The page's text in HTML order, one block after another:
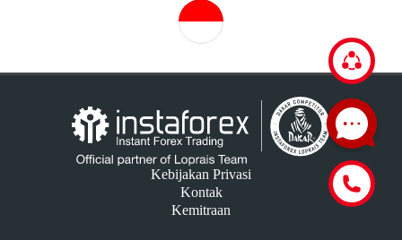
Kebijakan Privasi
Kontak
Kemitraan